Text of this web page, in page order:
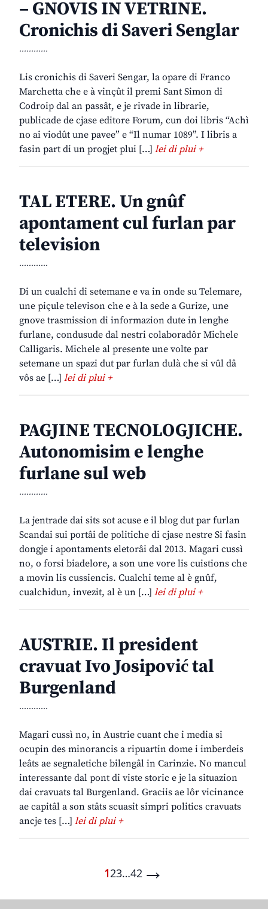
– GNOVIS IN VETRINE.
Cronichis di Saveri Senglar
............
Lis cronichis di Saveri Sengar, la opare di Franco
Marchetta che e à vinçût il premi Sant Simon di
Codroip dal an passât, e je rivade in librarie,
publicade de cjase editore Forum, cun doi libris “Achì
no ai viodût une pavee” e “Il numar 1089”. I libris a
fasin part di un progjet plui […] lei di plui +
TAL ETERE. Un gnûf
apontament cul furlan par
television
............
Di un cualchi di setemane e va in onde su Telemare,
une piçule televison che e à la sede a Gurize, une
gnove trasmission di informazion dute in lenghe
furlane, condusude dal nestri colaboradôr Michele
Calligaris. Michele al presente une volte par
setemane un spazi dut par furlan dulà che si vûl dâ
vôs ae […] lei di plui +
PAGJINE TECNOLOGJICHE.
Autonomisim e lenghe
furlane sul web
............
La jentrade dai sits sot acuse e il blog dut par furlan
Scandai sui portâi de politiche di cjase nestre Si fasin
dongje i apontaments eletorâi dal 2013. Magari cussì
no, o forsi biadelore, a son une vore lis cuistions che
a movin lis cussiencis. Cualchi teme al è gnûf,
cualchidun, invezit, al è un […] lei di plui +
AUSTRIE. Il president
cravuat Ivo Josipović tal
Burgenland
............
Magari cussì no, in Austrie cuant che i media si
ocupin des minorancis a ripuartin dome i imberdeis
leâts ae segnaletiche bilengâl in Carinzie. No mancul
interessante dal pont di viste storic e je la situazion
dai cravuats tal Burgenland. Graciis ae lôr vicinance
ae capitâl a son stâts scuasit simpri politics cravuats
ancje tes […] lei di plui +
123…42 →